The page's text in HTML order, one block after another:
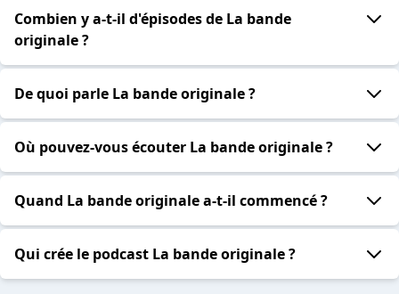
Combien y a-t-il d'épisodes de La bande
originale ?
De quoi parle La bande originale ?
Où pouvez-vous écouter La bande originale ?
Quand La bande originale a-t-il commencé ?
Qui crée le podcast La bande originale ?